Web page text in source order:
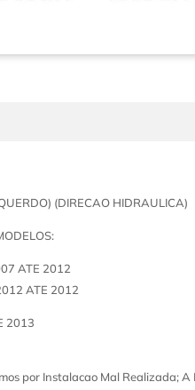
(DIRECAO HIDRAULICA)
ATE 2012
ATE 2012
2013
por Instalacao Mal Realizada; A